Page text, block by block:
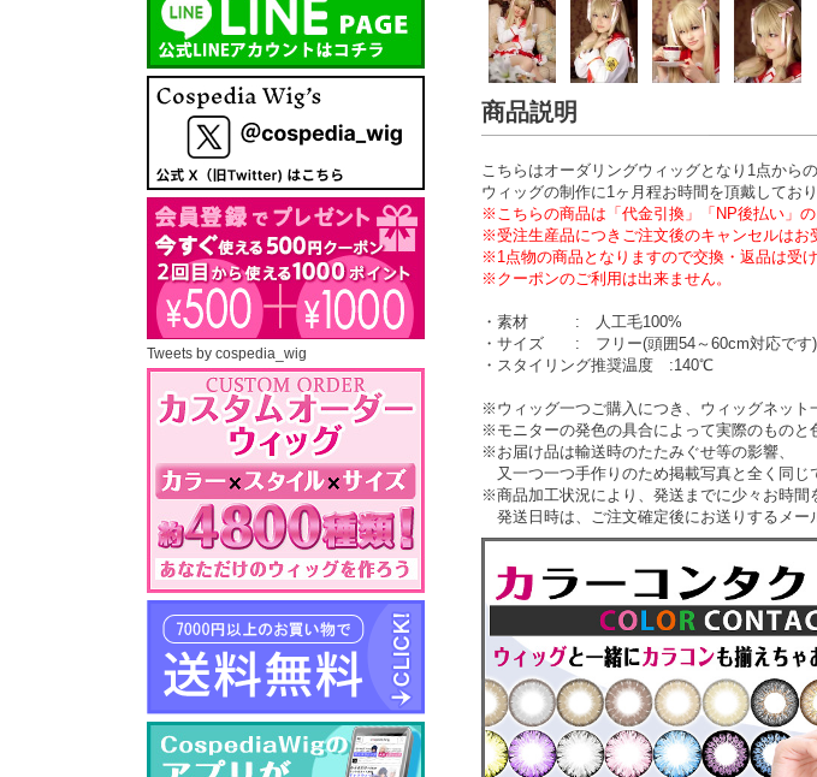
商品説明
こちらはオーダリングウィッグとなり1点から
ウィッグの制作に1ヶ月程お時間を頂戴しており
※こちらの商品は「代金引換」「NP後払い」の
※受注生産品につきご注文後のキャンセルはお
※1点物の商品となりますので交換・返品は受け
※クーポンのご利用は出来ません。
・素材 : 人工毛100%
・サイズ : フリー(頭囲54～60cm対応です)
・スタイリング推奨温度 :140℃
※ウィッグ一つご購入につき、ウィッグネット
※モニターの発色の具合によって実際のものと
※お届け品は輸送時のたたみぐせ等の影響、
又一つ一つ手作りのため掲載写真と全く同じ
※商品加工状況により、発送までに少々お時間
発送日時は、ご注文確定後にお送りするメー
Tweets by cospedia_wig